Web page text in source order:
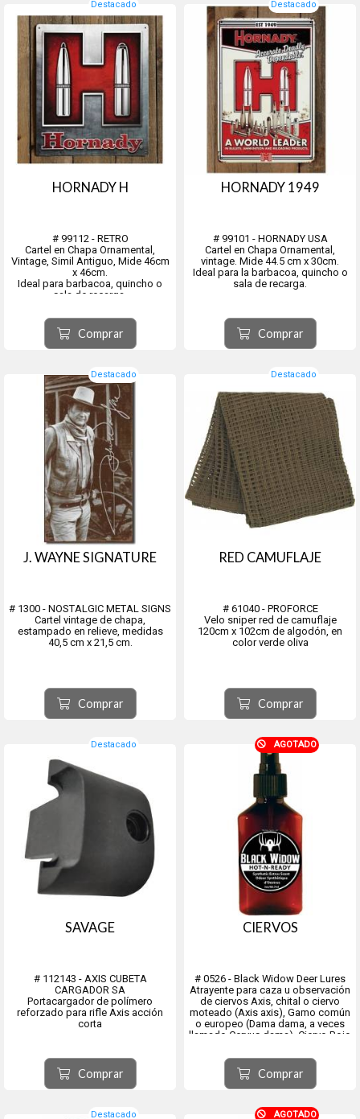
Destacado
HORNADY H
# 99112 - RETRO
Cartel en Chapa Ornamental,
Vintage, Simil Antiguo, Mide 46cm
x 46cm.
Ideal para barbacoa, quincho o
sala de recarga.
Comprar
Destacado
HORNADY 1949
# 99101 - HORNADY USA
Cartel en Chapa Ornamental,
vintage. Mide 44.5 cm x 30cm.
Ideal para la barbacoa, quincho o
sala de recarga.
Comprar
Destacado
J. WAYNE SIGNATURE
# 1300 - NOSTALGIC METAL SIGNS
Cartel vintage de chapa,
estampado en relieve, medidas
40,5 cm x 21,5 cm.
Comprar
Destacado
RED CAMUFLAJE
# 61040 - PROFORCE
Velo sniper red de camuflaje
120cm x 102cm de algodón, en
color verde oliva
Comprar
Destacado
SAVAGE
# 112143 - AXIS CUBETA
CARGADOR SA
Portacargador de polímero
reforzado para rifle Axis acción
corta
Comprar
AGOTADO
CIERVOS
# 0526 - Black Widow Deer Lures
Atrayente para caza u observación
de ciervos Axis, chital o ciervo
moteado (Axis axis​), Gamo común
o europeo (Dama dama, a veces
llamado Cervus dama), Ciervo Rojo
ciervo europeo, ciervo común,
ciervo colorado.
Modelo Hot-N-Re...
Comprar
Destacado
AGOTADO